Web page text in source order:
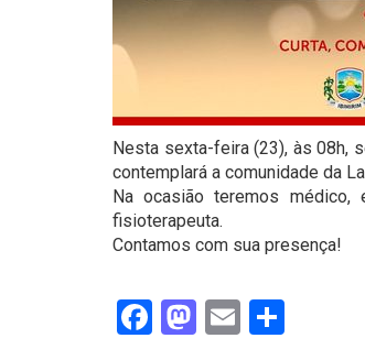
Nesta sexta-feira (23), às 08h,
contemplará a comunidade da
Na ocasião teremos médico,
fisioterapeuta.
Contamos com sua presença!
Facebook
Mastodon
Email